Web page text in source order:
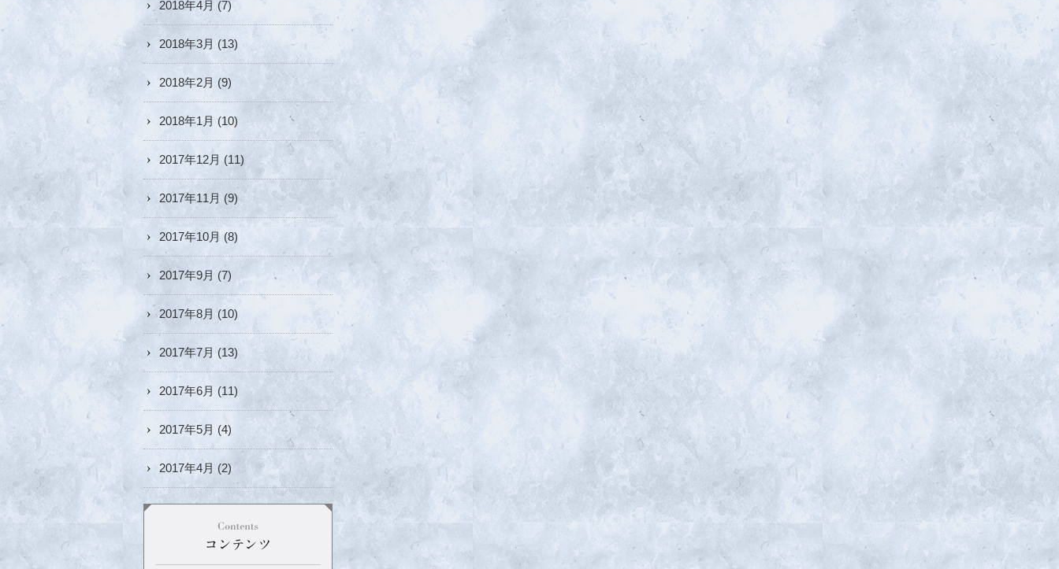
2018年4月 (7)
2018年3月 (13)
2018年2月 (9)
2018年1月 (10)
2017年12月 (11)
2017年11月 (9)
2017年10月 (8)
2017年9月 (7)
2017年8月 (10)
2017年7月 (13)
2017年6月 (11)
2017年5月 (4)
2017年4月 (2)